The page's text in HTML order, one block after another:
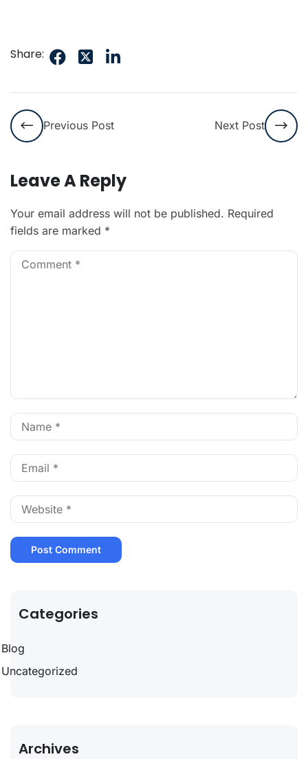
Share:
Previous Post Next Post
Leave A Reply
Your email address will not be published. Required
fields are marked *
Categories
Blog
Uncategorized
Archives